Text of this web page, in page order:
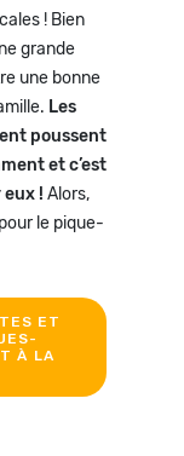
! Bien
grande
une bonne
Les
poussent
et c’est
! Alors,
le pique-
ET
À LA